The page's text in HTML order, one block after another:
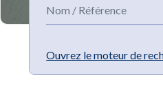
Ouvrez le moteur de